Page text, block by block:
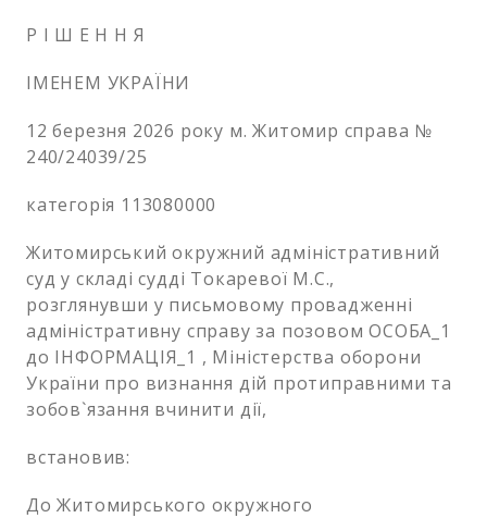
Р І Ш Е Н Н Я
ІМЕНЕМ УКРАЇНИ
12 березня 2026 року м. Житомир справа №
240/24039/25
категорія 113080000
Житомирський окружний адміністративний
суд у складі судді Токаревої М.С.,
розглянувши у письмовому провадженні
адміністративну справу за позовом ОСОБА_1
до ІНФОРМАЦІЯ_1 , Міністерства оборони
України про визнання дій протиправними та
зобов`язання вчинити дії,
встановив:
До Житомирського окружного